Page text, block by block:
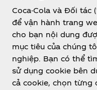
Về chúng tôi
Coca-Cola và Đối tác
để vận hành trang
cho bạn nội dung
mục tiêu của chúng
nghiệp. Bạn có thể
sử dụng cookie bên
cả cookie, chọn từng